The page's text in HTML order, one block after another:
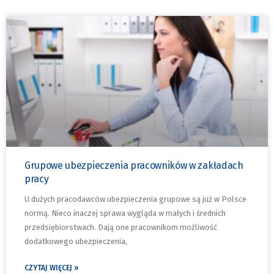
Grupowe ubezpieczenia pracowników w zakładach
pracy
U dużych pracodawców ubezpieczenia grupowe są już w Polsce
normą. Nieco inaczej sprawa wygląda w małych i średnich
przedsiębiorstwach. Dają one pracownikom możliwość
dodatkowego ubezpieczenia,
CZYTAJ WIĘCEJ »